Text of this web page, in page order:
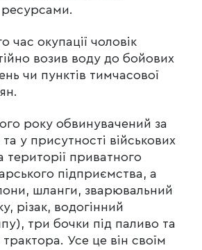
час окупації чоловік
возив воду до бойових
чи пунктів тимчасової
року обвинувачений за
у присутності військових
території приватного
підприємства, а
шланги, зварювальний
різак, водогінний
три бочки під паливо та
Усе це він своїм